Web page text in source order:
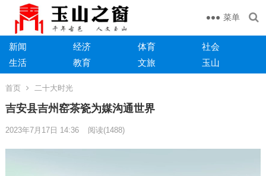
菜单
新闻 经济 体育
社会
生活
教育 文旅 玉山
首页 二十大时光
吉安县吉州窑茶瓷为媒沟通世界
2023年7月17日 14:36 阅读(1488)